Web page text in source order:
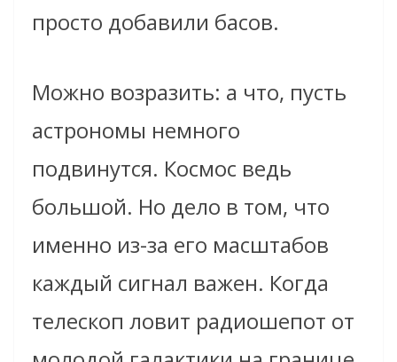
просто добавили басов.
Можно возразить: а что, пусть
астрономы немного
подвинутся. Космос ведь
большой. Но дело в том, что
именно из-за его масштабов
каждый сигнал важен. Когда
телескоп ловит радиошепот от